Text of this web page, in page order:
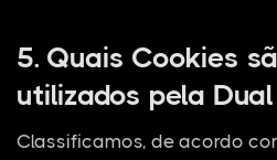
5. Quais Cookies
utilizados pela
Classificamos, de acordo